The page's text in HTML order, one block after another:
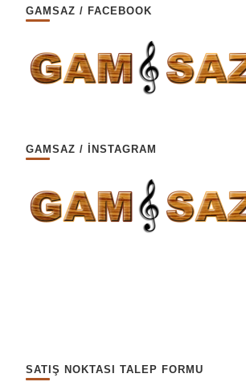
GAMSAZ / FACEBOOK
GAMSAZ / İNSTAGRAM
SATIŞ NOKTASI TALEP FORMU